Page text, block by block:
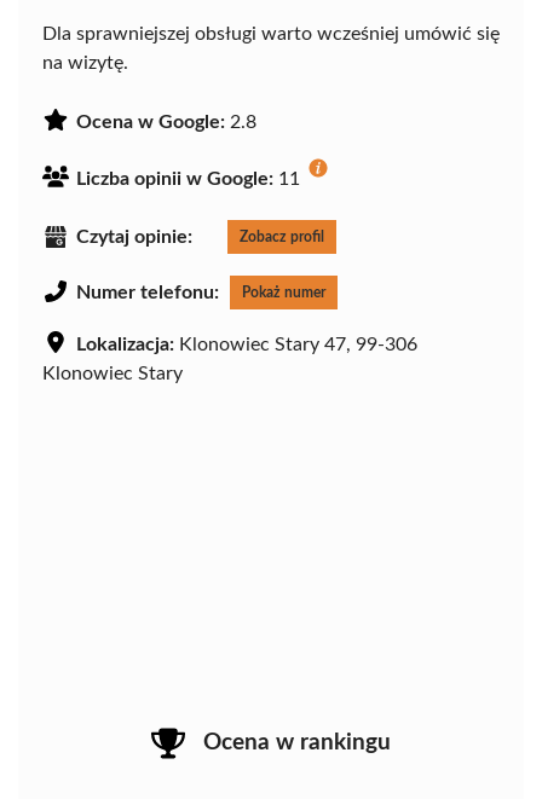
Dla sprawniejszej obsługi warto wcześniej umówić się
na wizytę.
Ocena w Google: 2.8
Liczba opinii w Google: 11
Czytaj opinie: Zobacz profil
Numer telefonu: Pokaż numer
Lokalizacja: Klonowiec Stary 47, 99-306
Klonowiec Stary
Ocena w rankingu